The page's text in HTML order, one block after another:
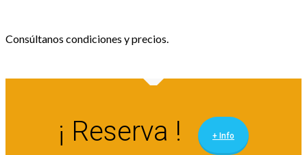
Consúltanos condiciones y precios.
¡ Reserva ! + Info